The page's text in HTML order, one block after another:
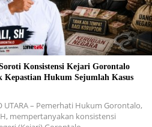
Konsistensi Kejari Gorontalo
Kepastian Hukum Sejumlah Kasus
UTARA – Pemerhati Hukum Gorontalo,
mempertanyakan konsistensi